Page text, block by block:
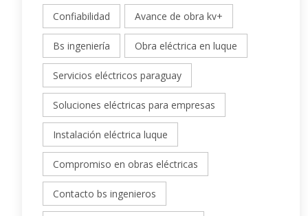
Confiabilidad Avance de obra kv+
Bs ingeniería Obra eléctrica en luque
Servicios eléctricos paraguay
Soluciones eléctricas para empresas
Instalación eléctrica luque
Compromiso en obras eléctricas
Contacto bs ingenieros